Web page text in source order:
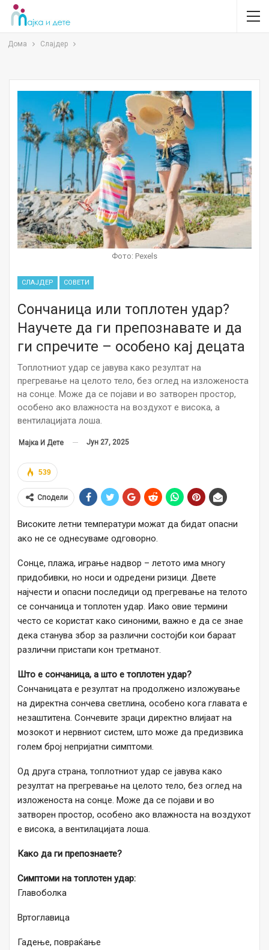
Дома Слајдер
Фото: Pexels
СЛАЈДЕР СОВЕТИ
Сончаница или топлотен удар?
Научете да ги препознавате и да
ги спречите – особено кај децата
Топлотниот удар се јавува како резултат на
прегревање на целото тело, без оглед на изложеноста
на сонце. Може да се појави и во затворен простор,
особено ако влажноста на воздухот е висока, а
вентилацијата лоша.
Мајка И Дете Јун 27, 2025
539
Сподели
Високите летни температури можат да бидат опасни
ако не се однесуваме одговорно.
Сонце, плажа, играње надвор – летото има многу
придобивки, но носи и одредени ризици. Двете
најчести и опасни последици од прегревање на телото
се сончаница и топлотен удар. Иако овие термини
често се користат како синоними, важно е да се знае
дека станува збор за различни состојби кои бараат
различни пристапи кон третманот.
Што е сончаница, а што е топлотен удар?
Сончаницата е резултат на продолжено изложување
на директна сончева светлина, особено кога главата е
незаштитена. Сончевите зраци директно влијаат на
мозокот и нервниот систем, што може да предизвика
голем број непријатни симптоми.
Од друга страна, топлотниот удар се јавува како
резултат на прегревање на целото тело, без оглед на
изложеноста на сонце. Може да се појави и во
затворен простор, особено ако влажноста на воздухот
е висока, а вентилацијата лоша.
Како да ги препознаете?
Симптоми на топлотен удар:
Главоболка
Вртоглавица
Гадење, повраќање